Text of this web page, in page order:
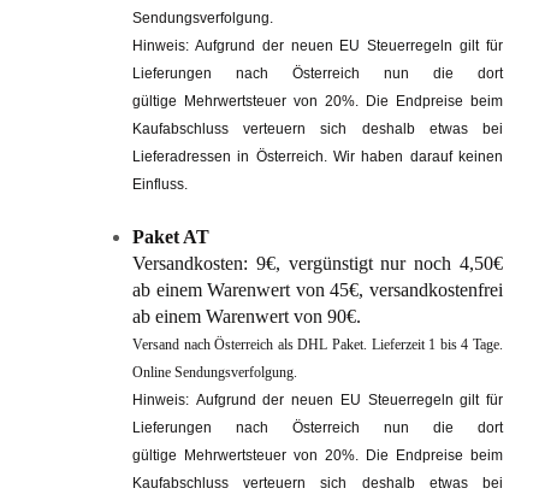
Sendungsverfolgung.
Hinweis: Aufgrund der neuen EU Steuerregeln gilt für
Lieferungen nach Österreich nun die dort
gültige Mehrwertsteuer von 20%. Die Endpreise beim
Kaufabschluss verteuern sich deshalb etwas bei
Lieferadressen in Österreich. Wir haben darauf keinen
Einfluss.
Paket AT
Versandkosten: 9€, vergünstigt nur noch 4,50€
ab einem Warenwert von 45€, versandkostenfrei
ab einem Warenwert von 90€.
Versand nach Österreich als DHL Paket. Lieferzeit 1 bis 4 Tage.
Online Sendungsverfolgung.
Hinweis: Aufgrund der neuen EU Steuerregeln gilt für
Lieferungen nach Österreich nun die dort
gültige Mehrwertsteuer von 20%. Die Endpreise beim
Kaufabschluss verteuern sich deshalb etwas bei